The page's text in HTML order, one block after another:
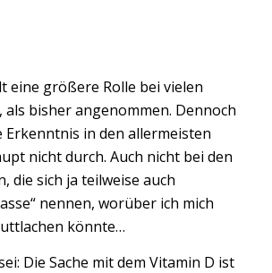
eine größere Rolle bei vielen
bisher angenommen. Dennoch
Erkenntnis in den allermeisten
nicht durch. Auch nicht bei den
die sich ja teilweise auch
nennen, worüber ich mich
könnte…
Die Sache mit dem Vitamin D ist